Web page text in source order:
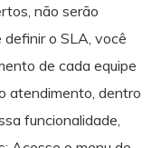
não serão
definir o SLA, você
de cada equipe
atendimento, dentro
funcionalidade,